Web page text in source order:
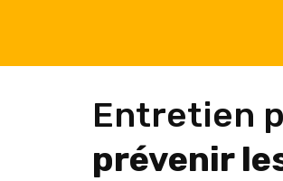
Entretien
prévenir